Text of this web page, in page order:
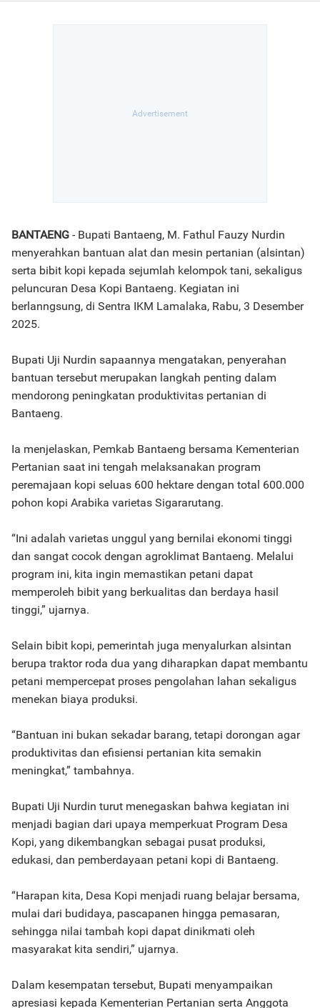
BANTAENG - Bupati Bantaeng, M. Fathul Fauzy Nurdin
menyerahkan bantuan alat dan mesin pertanian (alsintan)
serta bibit kopi kepada sejumlah kelompok tani, sekaligus
peluncuran Desa Kopi Bantaeng. Kegiatan ini
berlanngsung, di Sentra IKM Lamalaka, Rabu, 3 Desember
2025.
Bupati Uji Nurdin sapaannya mengatakan, penyerahan
bantuan tersebut merupakan langkah penting dalam
mendorong peningkatan produktivitas pertanian di
Bantaeng.
Ia menjelaskan, Pemkab Bantaeng bersama Kementerian
Pertanian saat ini tengah melaksanakan program
peremajaan kopi seluas 600 hektare dengan total 600.000
pohon kopi Arabika varietas Sigararutang.
“Ini adalah varietas unggul yang bernilai ekonomi tinggi
dan sangat cocok dengan agroklimat Bantaeng. Melalui
program ini, kita ingin memastikan petani dapat
memperoleh bibit yang berkualitas dan berdaya hasil
tinggi,” ujarnya.
Selain bibit kopi, pemerintah juga menyalurkan alsintan
berupa traktor roda dua yang diharapkan dapat membantu
petani mempercepat proses pengolahan lahan sekaligus
menekan biaya produksi.
“Bantuan ini bukan sekadar barang, tetapi dorongan agar
produktivitas dan efisiensi pertanian kita semakin
meningkat,” tambahnya.
Bupati Uji Nurdin turut menegaskan bahwa kegiatan ini
menjadi bagian dari upaya memperkuat Program Desa
Kopi, yang dikembangkan sebagai pusat produksi,
edukasi, dan pemberdayaan petani kopi di Bantaeng.
“Harapan kita, Desa Kopi menjadi ruang belajar bersama,
mulai dari budidaya, pascapanen hingga pemasaran,
sehingga nilai tambah kopi dapat dinikmati oleh
masyarakat kita sendiri,” ujarnya.
Dalam kesempatan tersebut, Bupati menyampaikan
apresiasi kepada Kementerian Pertanian serta Anggota